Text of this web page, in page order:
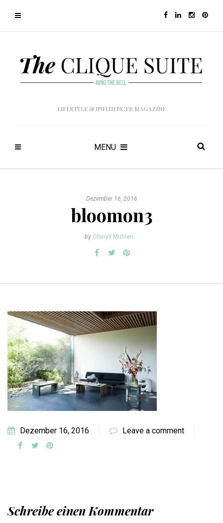
LIFESTYLE & INFLUENCER MAGAZINE
MENU
Dezember 16, 2016
bloomon3
by Cheryll Mühlen
Dezember 16, 2016 Leave a comment
Schreibe einen Kommentar